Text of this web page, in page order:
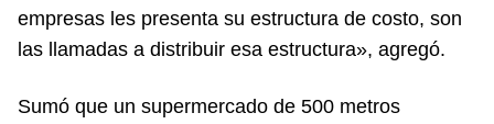
empresas les presenta su estructura de costo, son
las llamadas a distribuir esa estructura», agregó.
Sumó que un supermercado de 500 metros